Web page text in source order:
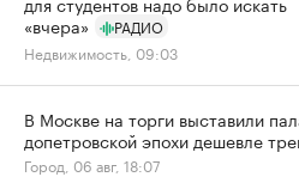
«вчера»
РАДИО
Недвижимость, 09:03
В Москве на торги выставили
допетровской эпохи дешевле
Город, 06 авг, 18:07